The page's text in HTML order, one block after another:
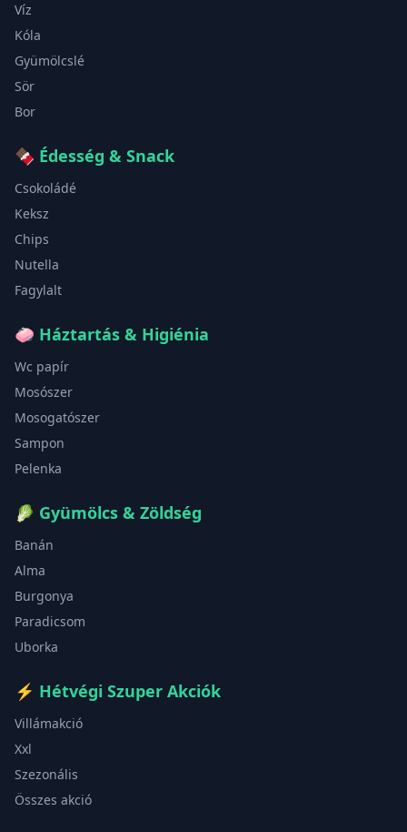
Víz
Kóla
Gyümölcslé
Sör
Bor
🍫 Édesség & Snack
Csokoládé
Keksz
Chips
Nutella
Fagylalt
🧼 Háztartás & Higiénia
Wc papír
Mosószer
Mosogatószer
Sampon
Pelenka
🥬 Gyümölcs & Zöldség
Banán
Alma
Burgonya
Paradicsom
Uborka
⚡ Hétvégi Szuper Akciók
Villámakció
Xxl
Szezonális
Összes akció